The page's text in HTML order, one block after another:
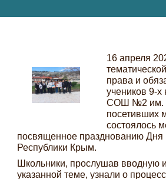
16 апреля
права и
учеников 9-
СОШ №2 им.
посетивших
состоялось
посвященное празднованию Дня
Республики Крым.
Школьники, прослушав вводную
указанной теме, узнали о